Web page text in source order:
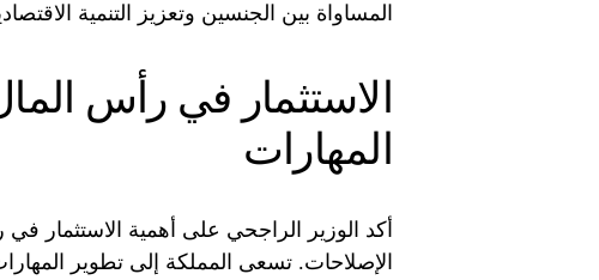
المساواة بين الجنسين وتعزيز التنمية
الاستثمار في رأس
المهارات
أكد الوزير الراجحي على أهمية
الإصلاحات. تسعى المملكة إلى تطوير